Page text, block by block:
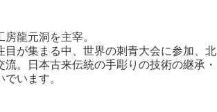
龍元洞を主宰。
が集まる中、世界の刺青大会に参加、北
。日本古来伝統の手彫りの技術の継承・
います。